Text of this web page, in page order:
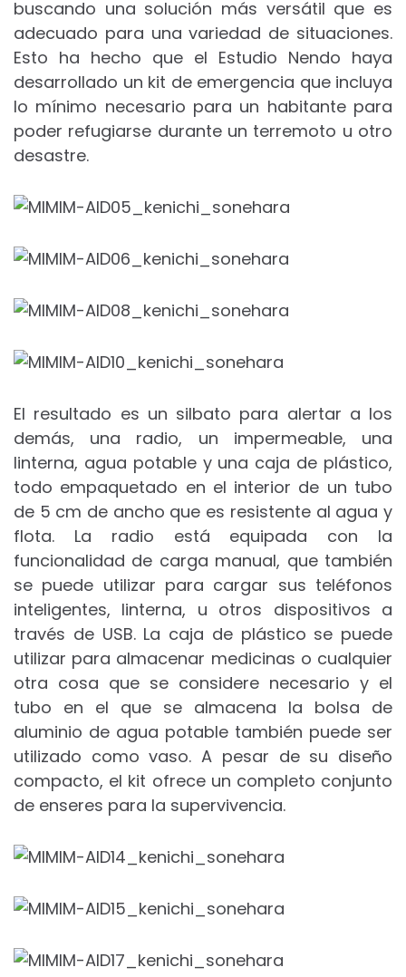
buscando una solución más versátil que es
adecuado para una variedad de situaciones.
Esto ha hecho que el Estudio Nendo haya
desarrollado un kit de emergencia que incluya
lo mínimo necesario para un habitante para
poder refugiarse durante un terremoto u otro
desastre.
El resultado es un silbato para alertar a los
demás, una radio, un impermeable, una
linterna, agua potable y una caja de plástico,
todo empaquetado en el interior de un tubo
de 5 cm de ancho que es resistente al agua y
flota. La radio está equipada con la
funcionalidad de carga manual, que también
se puede utilizar para cargar sus teléfonos
inteligentes, linterna, u otros dispositivos a
través de USB. La caja de plástico se puede
utilizar para almacenar medicinas o cualquier
otra cosa que se considere necesario y el
tubo en el que se almacena la bolsa de
aluminio de agua potable también puede ser
utilizado como vaso. A pesar de su diseño
compacto, el kit ofrece un completo conjunto
de enseres para la supervivencia.